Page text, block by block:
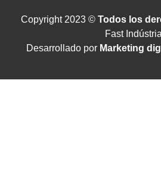
Copyright 2023 © Todos los
Fast Indústria
Desarrollado por Marketing